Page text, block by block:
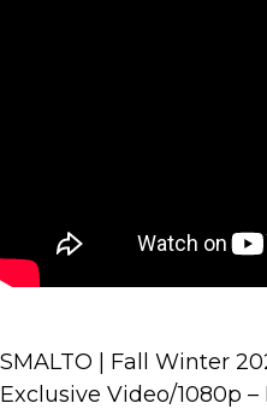
SMALTO | Fall Winter
Exclusive Video/1080p